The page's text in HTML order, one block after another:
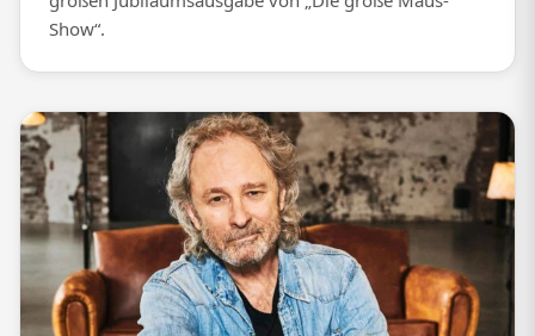
Show“.